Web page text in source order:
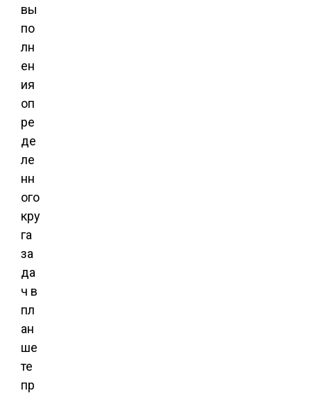
вы
по
лн
ен
ия
оп
ре
де
ле
нн
ого
кру
га
за
да
ч в
пл
ан
ше
те
пр